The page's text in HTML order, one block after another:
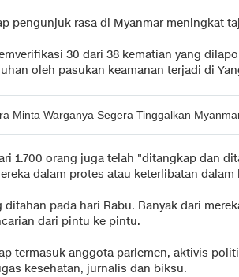
pengunjuk rasa di Myanmar meningkat
30 dari 38 kematian yang
oleh pasukan keamanan terjadi di
Minta Warganya Segera Tinggalkan
1.700 orang juga telah "ditangkap dan
dalam protes atau keterlibatan
ditahan pada hari Rabu. Banyak dari
dari pintu ke pintu.
termasuk anggota parlemen, aktivis
kesehatan, jurnalis dan biksu.